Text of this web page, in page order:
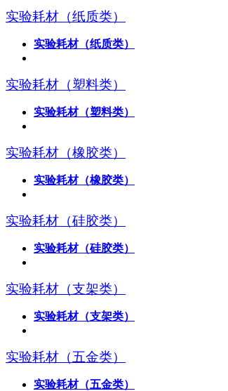
实验耗材（纸质类）
实验耗材（纸质类）
实验耗材（塑料类）
实验耗材（塑料类）
实验耗材（橡胶类）
实验耗材（橡胶类）
实验耗材（硅胶类）
实验耗材（硅胶类）
实验耗材（支架类）
实验耗材（支架类）
实验耗材（五金类）
实验耗材（五金类）